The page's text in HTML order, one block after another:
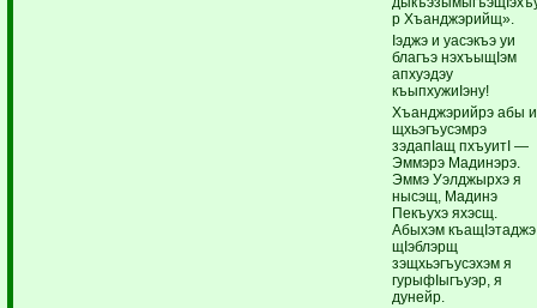
р Хъанджэрийщ».
Iэджэ и уасэкъэ уи
благъэ нэхъыщIэм
апхуэдэу
къыпхужиIэну!
Хъанджэрийрэ абы и
щхьэгъусэмрэ
зэдапIащ пхъуитI —
Эммэрэ Мадинэрэ.
Эммэ Уэлджырхэ я
нысэщ, Мадинэ
Пекъухэ яхэсщ.
Абыхэм къащIэтаджэ
щIэблэрщ
зэщхьэгъусэхэм я
гурыфIыгъуэр, я
дунейр.